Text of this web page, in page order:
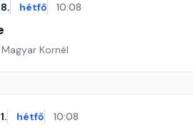
hétfő 10:08
Kornél
hétfő 10:08